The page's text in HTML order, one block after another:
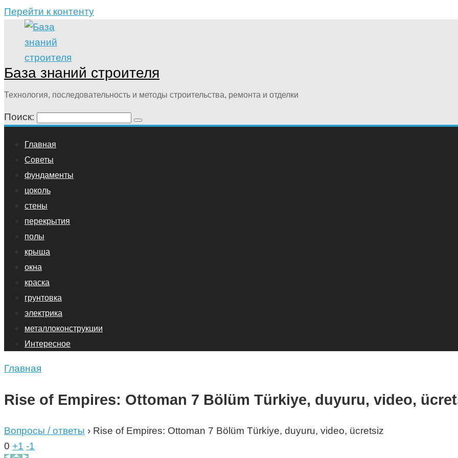
Перейти к контенту
База знаний строителя
Технология, последовательность и методы строительства, ремонта и отделки
Поиск:
Главная
Советы
фундаменты
цоколь
стены
перекрытия
полы
крыша
окна
краска
грунтовка
электрика
металлоконструкции
Интересное
Главная
Rise of Empires: Ottoman 7 Bölüm Türkiye, duyuru, video,
Вопросы / ответы › Rise of Empires: Ottoman 7 Bölüm Türkiye, duyuru, video, ücretsiz
0 +1 -1